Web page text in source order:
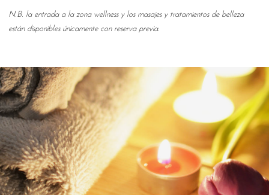
N.B. la entrada a la zona wellness y los masajes y tratamientos de belleza
están disponibles únicamente con reserva previa.